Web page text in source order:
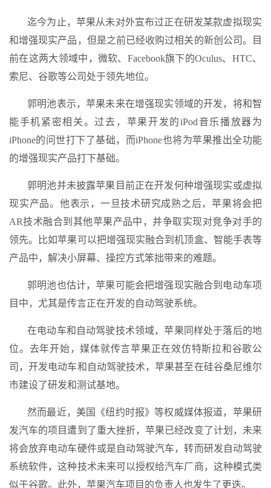
迄今为止，苹果从未对外宣布过正在研发某款虚拟现实
和增强现实产品，但是之前已经收购过相关的新创公司。目
前在这两大领域中，微软、Facebook旗下的Oculus、HTC、
索尼、谷歌等公司处于领先地位。
郭明池表示，苹果未来在增强现实领域的开发，将和智
能手机紧密相关。过去，苹果开发的iPod音乐播放器为
iPhone的问世打下了基础，而iPhone也将为苹果推出全功能
的增强现实产品打下基础。
郭明池并未披露苹果目前正在开发何种增强现实或虚拟
现实产品。他表示，一旦技术研究成熟之后，苹果将会把
AR技术融合到其他苹果产品中，并争取实现对竞争对手的
领先。比如苹果可以把增强现实融合到机顶盒、智能手表等
产品中，解决小屏幕、操控方式笨拙带来的难题。
郭明池也估计，苹果可能会把增强现实融合到电动车项
目中，尤其是传言正在开发的自动驾驶系统。
在电动车和自动驾驶技术领域，苹果同样处于落后的地
位。去年开始，媒体就传言苹果正在效仿特斯拉和谷歌公
司，开发电动车和自动驾驶技术，苹果甚至在硅谷桑尼维尔
市建设了研发和测试基地。
然而最近，美国《纽约时报》等权威媒体报道，苹果研
发汽车的项目遭到了重大挫折，苹果已经改变了计划，未来
将会放弃电动车硬件或是自动驾驶汽车，转而研发自动驾驶
系统软件，这种技术未来可以授权给汽车厂商，这种模式类
似于谷歌。此外，苹果汽车项目的负责人也发生了更迭。